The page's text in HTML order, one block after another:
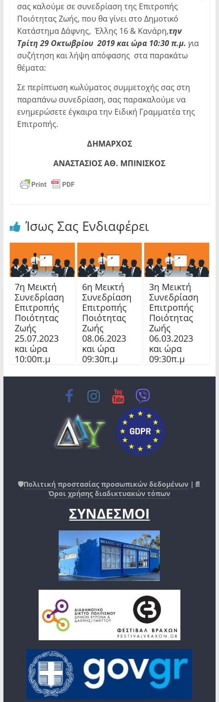
σας καλούμε σε συνεδρίαση της Επιτροπής
Ποιότητας Ζωής, που θα γίνει στο Δημοτικό
Κατάστημα Δάφνης, Έλλης 16 & Κανάρη,την
Τρίτη 29 Οκτωβρίου 2019 και ώρα 10:30 π.μ. για
συζήτηση και λήψη απόφασης στα παρακάτω
θέματα:
Σε περίπτωση κωλύματος συμμετοχής σας στη
παραπάνω συνεδρίαση, σας παρακαλούμε να
ενημερώσετε έγκαιρα την Ειδική Γραμματέα της
Επιτροπής.
ΔΗΜΑΡΧΟΣ
ΑΝΑΣΤΑΣΙΟΣ ΑΘ. ΜΠΙΝΙΣΚΟΣ
Ίσως Σας Ενδιαφέρει
7η Μεικτή
Συνεδρίαση
Επιτροπής
Ποιότητας
Ζωής
25.07.2023
και ώρα
10:00π.μ
6η Μεικτή
Συνεδρίαση
Επιτροπής
Ποιότητας
Ζωής
08.06.2023
και ώρα
09:30π.μ
3η Μεικτή
Συνεδρίαση
Επιτροπής
Ποιότητας
Ζωής
06.03.2023
και ώρα
09:30π.μ
🛡️Πολιτική προστασίας προσωπικών δεδομένων |📄
Όροι χρήσης διαδικτυακών τόπων
ΣΥΝΔΕΣΜΟΙ